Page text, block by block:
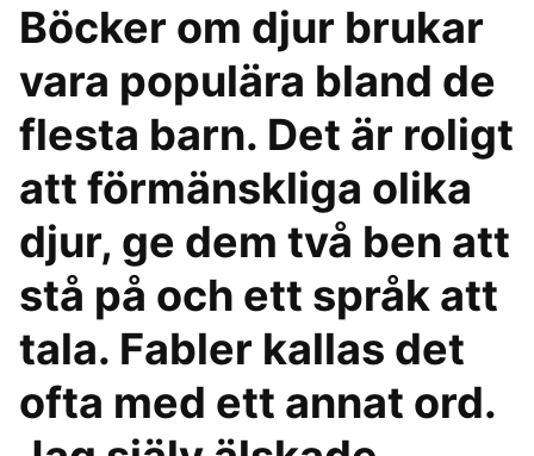
Böcker om djur brukar
vara populära bland de
flesta barn. Det är roligt
att förmänskliga olika
djur, ge dem två ben att
stå på och ett språk att
tala. Fabler kallas det
ofta med ett annat ord.